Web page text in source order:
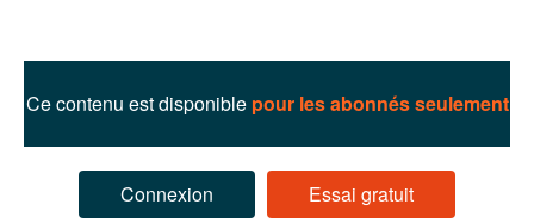
93
94
Ce contenu est disponible pour les abonnés seulement
Connexion Essai gratuit